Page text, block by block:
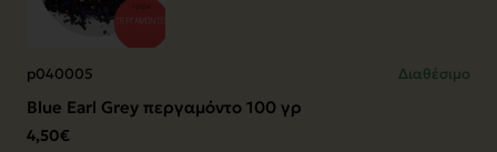
p040005 Διαθέσιμο
Blue Earl Grey περγαμόντο 100 γρ
4,50€